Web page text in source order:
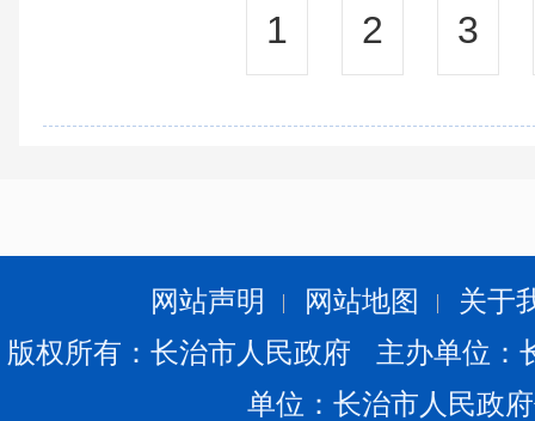
1 2 3
网站声明 网站地图
关于
版权所有：长治市人民政府 主办单位
单位：长治市人民政